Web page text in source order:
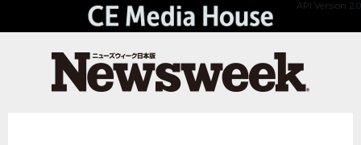
API Version 2.0